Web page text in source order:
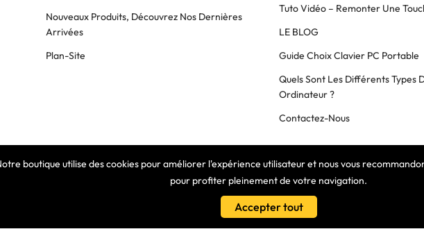
boutique utilise des cookies pour améliorer l'expérience utilisateur et nous vous
pour profiter pleinement de votre navigation.
Accepter tout
Nouveaux Produits, Découvrez Nos Dernières
Arrivées
Plan-Site
Tuto Vidéo – Remonter Une
LE BLOG
Guide Choix Clavier PC Portable
Quels Sont Les Différents Types
Ordinateur ?
Contactez-Nous
COPYRIGHT © 2025 Clavier Express